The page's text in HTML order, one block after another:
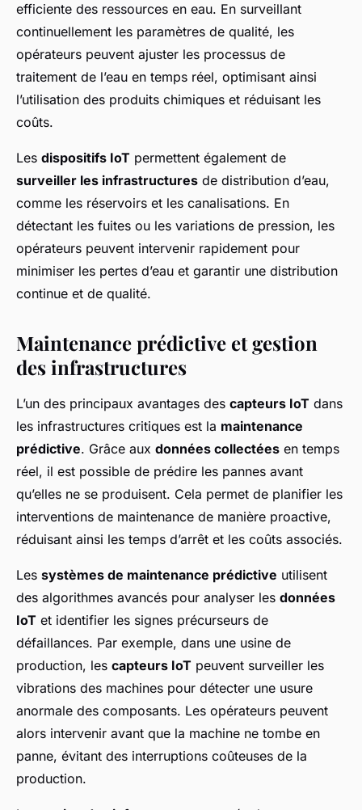
efficiente des ressources en eau. En surveillant
continuellement les paramètres de qualité, les
opérateurs peuvent ajuster les processus de
traitement de l’eau en temps réel, optimisant ainsi
l’utilisation des produits chimiques et réduisant les
coûts.
Les dispositifs IoT permettent également de
surveiller les infrastructures de distribution d’eau,
comme les réservoirs et les canalisations. En
détectant les fuites ou les variations de pression, les
opérateurs peuvent intervenir rapidement pour
minimiser les pertes d’eau et garantir une distribution
continue et de qualité.
Maintenance prédictive et gestion
des infrastructures
L’un des principaux avantages des capteurs IoT dans
les infrastructures critiques est la maintenance
prédictive. Grâce aux données collectées en temps
réel, il est possible de prédire les pannes avant
qu’elles ne se produisent. Cela permet de planifier les
interventions de maintenance de manière proactive,
réduisant ainsi les temps d’arrêt et les coûts associés.
Les systèmes de maintenance prédictive utilisent
des algorithmes avancés pour analyser les données
IoT et identifier les signes précurseurs de
défaillances. Par exemple, dans une usine de
production, les capteurs IoT peuvent surveiller les
vibrations des machines pour détecter une usure
anormale des composants. Les opérateurs peuvent
alors intervenir avant que la machine ne tombe en
panne, évitant des interruptions coûteuses de la
production.